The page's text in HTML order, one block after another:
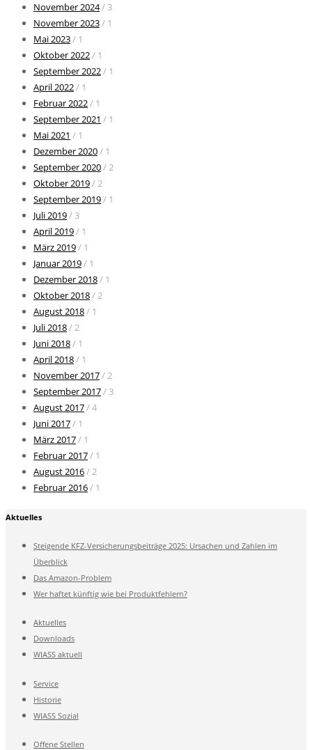
November 2024/ 3
November 2023/ 1
Mai 2023/ 1
Oktober 2022/ 1
September 2022/ 1
April 2022/ 1
Februar 2022/ 1
September 2021 / 1
Mai 2021 / 1
Dezember 2020/ 1
September 2020/ 2
Oktober 2019/ 2
September 2019/ 1
Juli 2019/ 3
April 2019/ 1
März 2019/ 1
Januar 2019/ 1
Dezember 2018/ 1
Oktober 2018/ 2
August 2018/ 1
Juli 2018/ 2
Juni 2018/ 1
April 2018/ 1
November 2017/ 2
September 2017/ 3
August 2017/ 4
Juni 2017/ 1
März 2017/ 1
Februar 2017/ 1
August 2016/ 2
Februar 2016/ 1
Aktuelles
Steigende KFZ-Versicherungsbeiträge 2025: Ursachen und Zahlen im
Überblick
Das Amazon-Problem
Wer haftet künftig wie bei Produktfehlern?
Aktuelles
Downloads
WIASS aktuell
Service
Historie
WIASS Sozial
Offene Stellen